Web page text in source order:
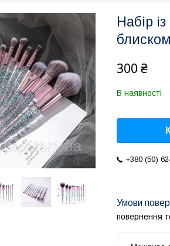
Набір
блиском
300 ₴
В наявності
+380 (50)
повернення